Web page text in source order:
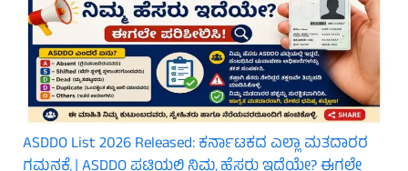
ASDDO List 2026 Released: ಕರ್ನಾಟಕದ ಎಲ್ಲಾ ಮತದಾರರ